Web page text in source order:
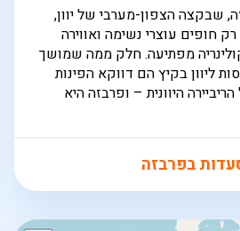
שבקצה הצפון-מערבי של יוון,
חופים עוצרי נשימה ואווירה
מפתיעה. חלק ממה שמושך
ליוון בקיץ הם דווקא הפינות
היוונית – ופרבזה היא
בפרבזה